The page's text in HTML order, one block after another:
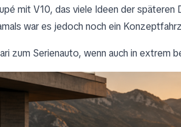
mit V10, das viele Ideen der späteren
war es jedoch noch ein
zum Serienauto, wenn auch in extrem